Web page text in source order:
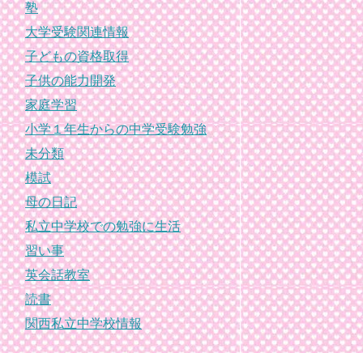
塾
大学受験関連情報
子どもの資格取得
子供の能力開発
家庭学習
小学１年生からの中学受験勉強
未分類
模試
母の日記
私立中学校での勉強に生活
習い事
英会話教室
読書
関西私立中学校情報